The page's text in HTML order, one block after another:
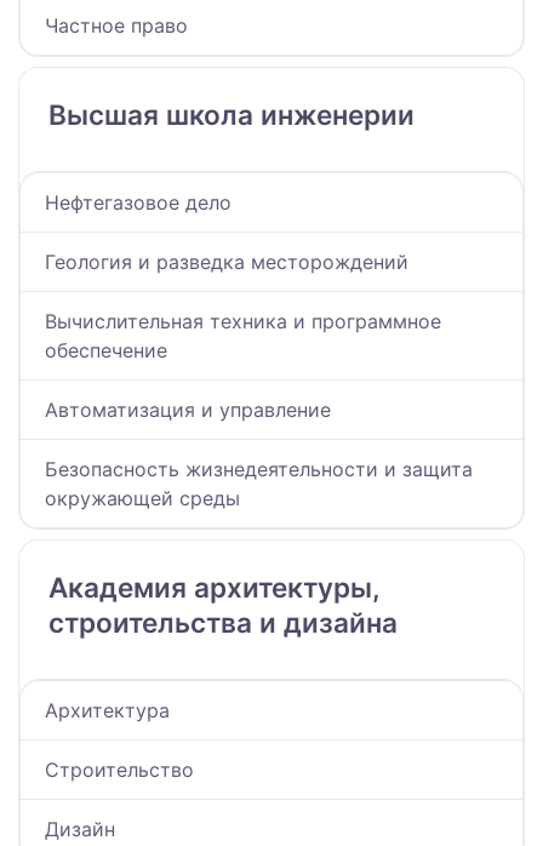
Частное право
Высшая школа инженерии
Нефтегазовое дело
Геология и разведка месторождений
Вычислительная техника и программное
обеспечение
Автоматизация и управление
Безопасность жизнедеятельности и защита
окружающей среды
Академия архитектуры,
строительства и дизайна
Архитектура
Строительство
Дизайн